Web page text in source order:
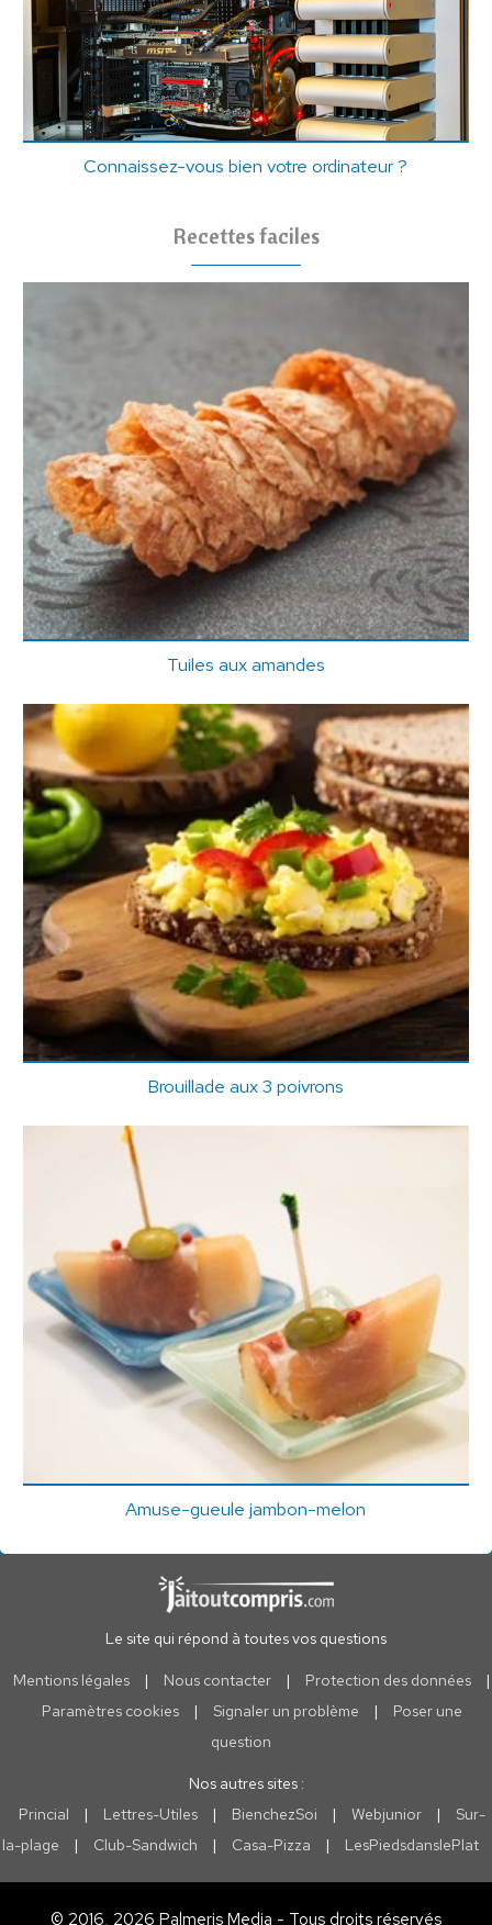
Connaissez-vous bien votre ordinateur ?
Recettes faciles
Tuiles aux amandes
Brouillade aux 3 poivrons
Amuse-gueule jambon-melon
Le site qui répond à toutes vos questions
Mentions légales | Nous contacter | Protection des données
|
Paramètres cookies
| Signaler un problème |
Poser une
question
Nos autres sites :
Princial
| Lettres-Utiles | BienchezSoi | Webjunior |
Sur-
la-plage
| Club-Sandwich | Casa-Pizza | LesPiedsdanslePlat
© 2016, 2026 Palmeris Media - Tous droits réservés